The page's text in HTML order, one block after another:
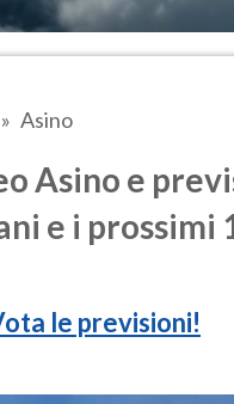
Asino
Asino e
e i prossimi
le previsioni!